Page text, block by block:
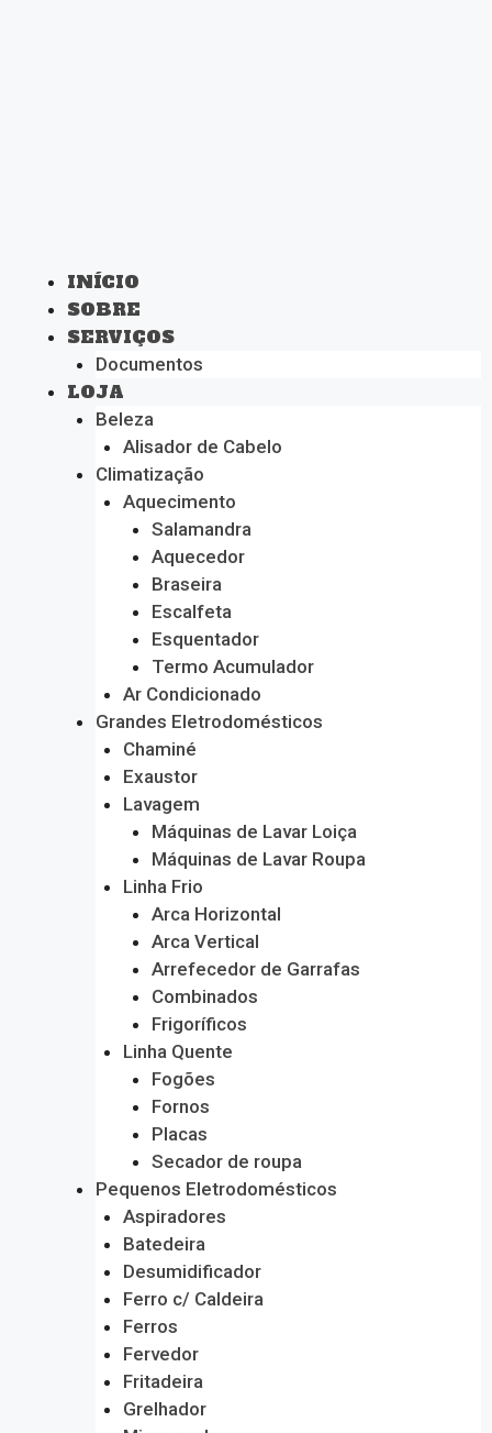
INÍCIO
SOBRE
SERVIÇOS
Documentos
LOJA
Beleza
Alisador de Cabelo
Climatização
Aquecimento
Salamandra
Aquecedor
Braseira
Escalfeta
Esquentador
Termo Acumulador
Ar Condicionado
Grandes Eletrodomésticos
Chaminé
Exaustor
Lavagem
Máquinas de Lavar Loiça
Máquinas de Lavar Roupa
Linha Frio
Arca Horizontal
Arca Vertical
Arrefecedor de Garrafas
Combinados
Frigoríficos
Linha Quente
Fogões
Fornos
Placas
Secador de roupa
Pequenos Eletrodomésticos
Aspiradores
Batedeira
Desumidificador
Ferro c/ Caldeira
Ferros
Fervedor
Fritadeira
Grelhador